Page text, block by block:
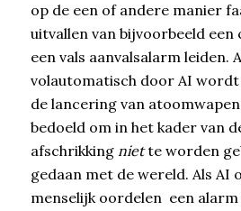
op de een of andere manier
uitvallen van bijvoorbeeld
een vals aanvalsalarm leiden.
volautomatisch door AI
de lancering van
bedoeld om in het kader van
afschrikking niette worden
gedaan met de wereld. Als AI
menselijk oordelen een